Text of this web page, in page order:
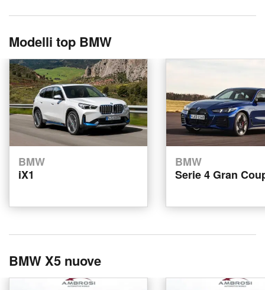
Modelli top BMW
BMW
iX1
BMW
Serie 4 Gran
BMW X5 nuove